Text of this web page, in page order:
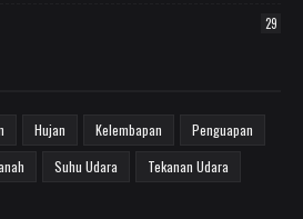
29
Hujan Kelembapan
Penguapan
Suhu Udara Tekanan Udara